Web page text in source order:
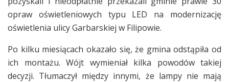
opraw oświetleniowych typu LED na modernizację
oświetlenia ulicy Garbarskiej w Filipowie.
Po kilku miesiącach okazało się, że gmina odstąpiła od
ich montażu. Wójt wymieniał kilka powodów takiej
decyzji. Tłumaczył między innymi, że lampy nie mają